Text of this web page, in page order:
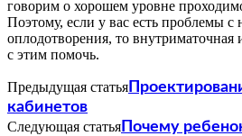
говорим о хорошем уровне
Поэтому, если у вас есть проблемы с
оплодотворения, то
с этим помочь.
Предыдущая статья
кабинетов
Следующая статья Почему